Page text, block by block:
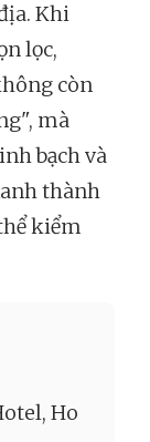
Khi
lọc,
còn
mà
bạch và
thành
kiểm
Ho